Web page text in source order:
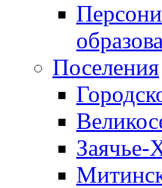
Поселения
Заячье-